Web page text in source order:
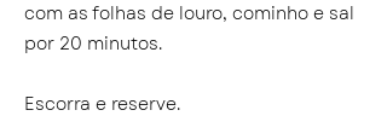
com as folhas de louro, cominho e sal
por 20 minutos.
Escorra e reserve.